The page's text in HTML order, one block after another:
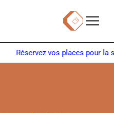
Billetterie
Menu